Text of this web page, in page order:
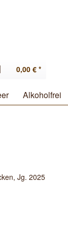
0,00 € *
Alkoholfrei
Jg. 2025